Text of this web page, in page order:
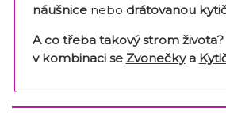
náušnice nebo drátovanou
A co třeba takový strom života?
vkombinaci se Zvonečkya